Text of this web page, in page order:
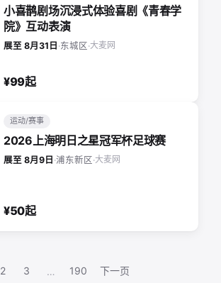
小喜鹊剧场沉浸式体验喜剧《青春学
院》互动表演
展至 8月31日 ·东城区·大麦网
¥99起
运动/赛事
2026上海明日之星冠军杯足球赛
展至 8月9日 ·浦东新区·大麦网
¥50起
2 3 … 190 下一页